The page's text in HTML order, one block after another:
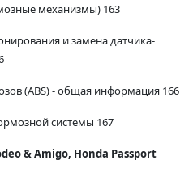
механизмы) 163
и замена датчика-
(ABS) - общая информация 166
системы 167
& Amigo, Honda Passport